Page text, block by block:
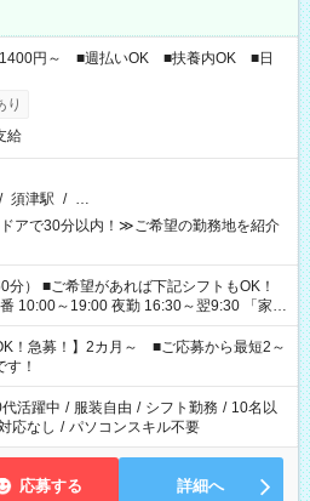
1400円～ ■週払いOK ■扶養内OK ■日
り
給
/ 須津駅 / …
アで30分以内！≫ご希望の勤務地を紹介
トもOK！
～19:00 夜勤 16:30～翌9:30 「家族
「余裕を持って夕飯の準備がしたい」
くない」 など、ご希望を教えてください
の勤務時間。 合計で週40時間を超える場
！急募！】2カ月～ ■ご応募から最短2～
！
活躍中 / 服装自由 / シフト勤務 / 10名以
応なし / パソコンスキル不要
応募する 詳細へ